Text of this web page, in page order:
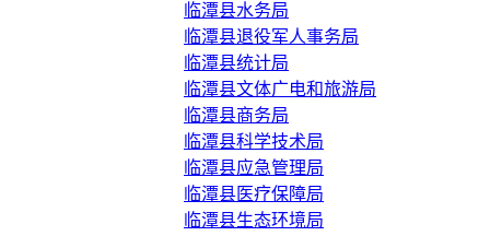
临潭县水务局
临潭县退役军人事务局
临潭县统计局
临潭县文体广电和旅游局
临潭县商务局
临潭县科学技术局
临潭县应急管理局
临潭县医疗保障局
临潭县生态环境局